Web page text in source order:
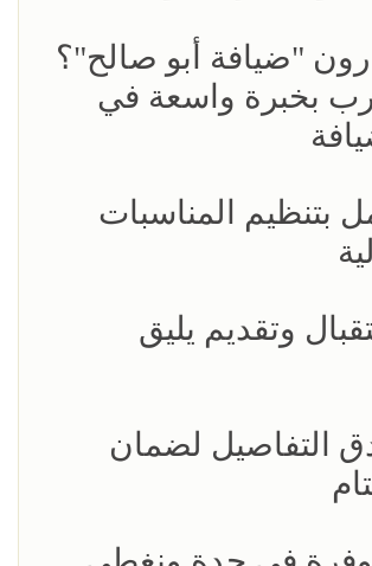
"ضيافة أبو صالح"؟
بخبرة واسعة في
بتنظيم المناسبات
وتقديم يليق
التفاصيل لضمان